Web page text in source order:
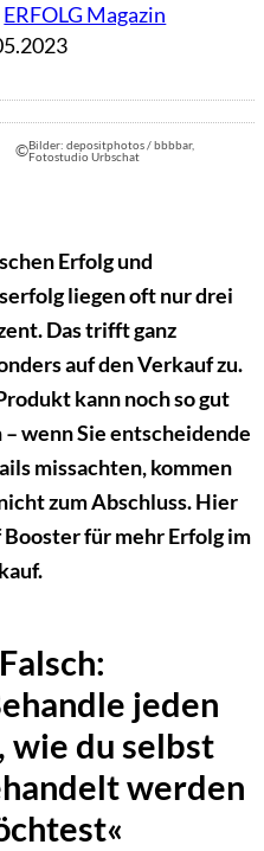
ERFOLG Magazin
©Bilder: depositphotos / bbbbar,
Fotostudio Urbschat
Erfolg und
liegen oft nur drei
Das trifft ganz
auf den Verkauf zu.
kann noch so gut
– wenn Sie entscheidende
missachten, kommen
zum Abschluss. Hier
für mehr Erfolg im
jeden
wie du selbst
werden